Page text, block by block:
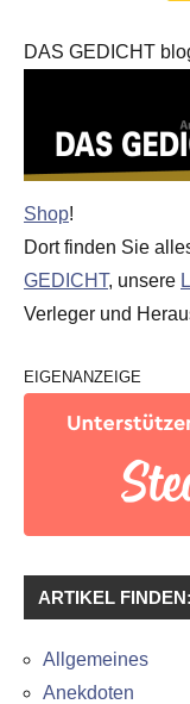
DAS GEDICHT
Shop!
Dort finden Sie
GEDICHT, unsere
Verleger und
EIGENANZEIGE
ARTIKEL
Allgemeines
Anekdoten